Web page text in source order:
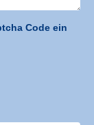
Code ein